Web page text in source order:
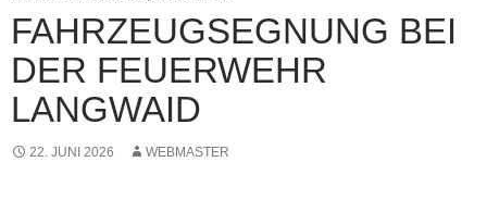
FAHRZEUGSEGNUNG BEI
DER FEUERWEHR
LANGWAID
22. JUNI 2026 WEBMASTER